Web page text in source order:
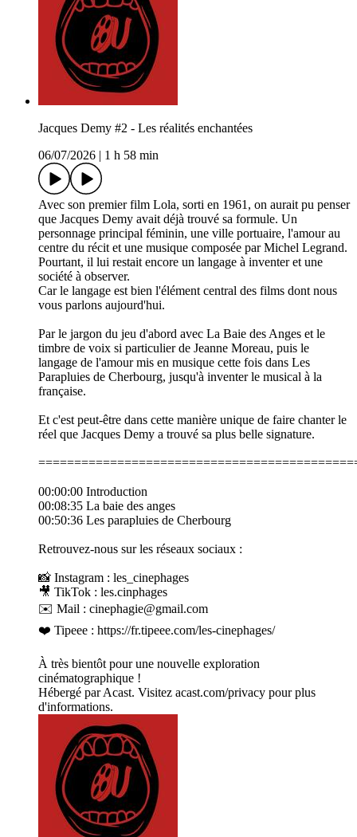
Jacques Demy #2 - Les réalités enchantées
06/07/2026
1 h 58 min
Avec son premier film Lola, sorti en 1961, on aurait pu penser
que Jacques Demy avait déjà trouvé sa formule. Un
personnage principal féminin, une ville portuaire, l'amour au
centre du récit et une musique composée par Michel Legrand.
Pourtant, il lui restait encore un langage à inventer et une
société à observer.
Car le langage est bien l'élément central des films dont nous
vous parlons aujourd'hui.
Par le jargon du jeu d'abord avec La Baie des Anges et le
timbre de voix si particulier de Jeanne Moreau, puis le
langage de l'amour mis en musique cette fois dans Les
Parapluies de Cherbourg, jusqu'à inventer le musical à la
française.
Et c'est peut-être dans cette manière unique de faire chanter le
réel que Jacques Demy a trouvé sa plus belle signature.
00:00:00 Introduction
00:08:35 La baie des anges
00:50:36 Les parapluies de Cherbourg
Retrouvez-nous sur les réseaux sociaux :
📸 Instagram : les_cinephages
🎥 TikTok : les.cinphages
✉️ Mail : cinephagie@gmail.com
❤️ Tipeee : https://fr.tipeee.com/les-cinephages/
À très bientôt pour une nouvelle exploration
cinématographique !
Hébergé par Acast. Visitez acast.com/privacy pour plus
d'informations.